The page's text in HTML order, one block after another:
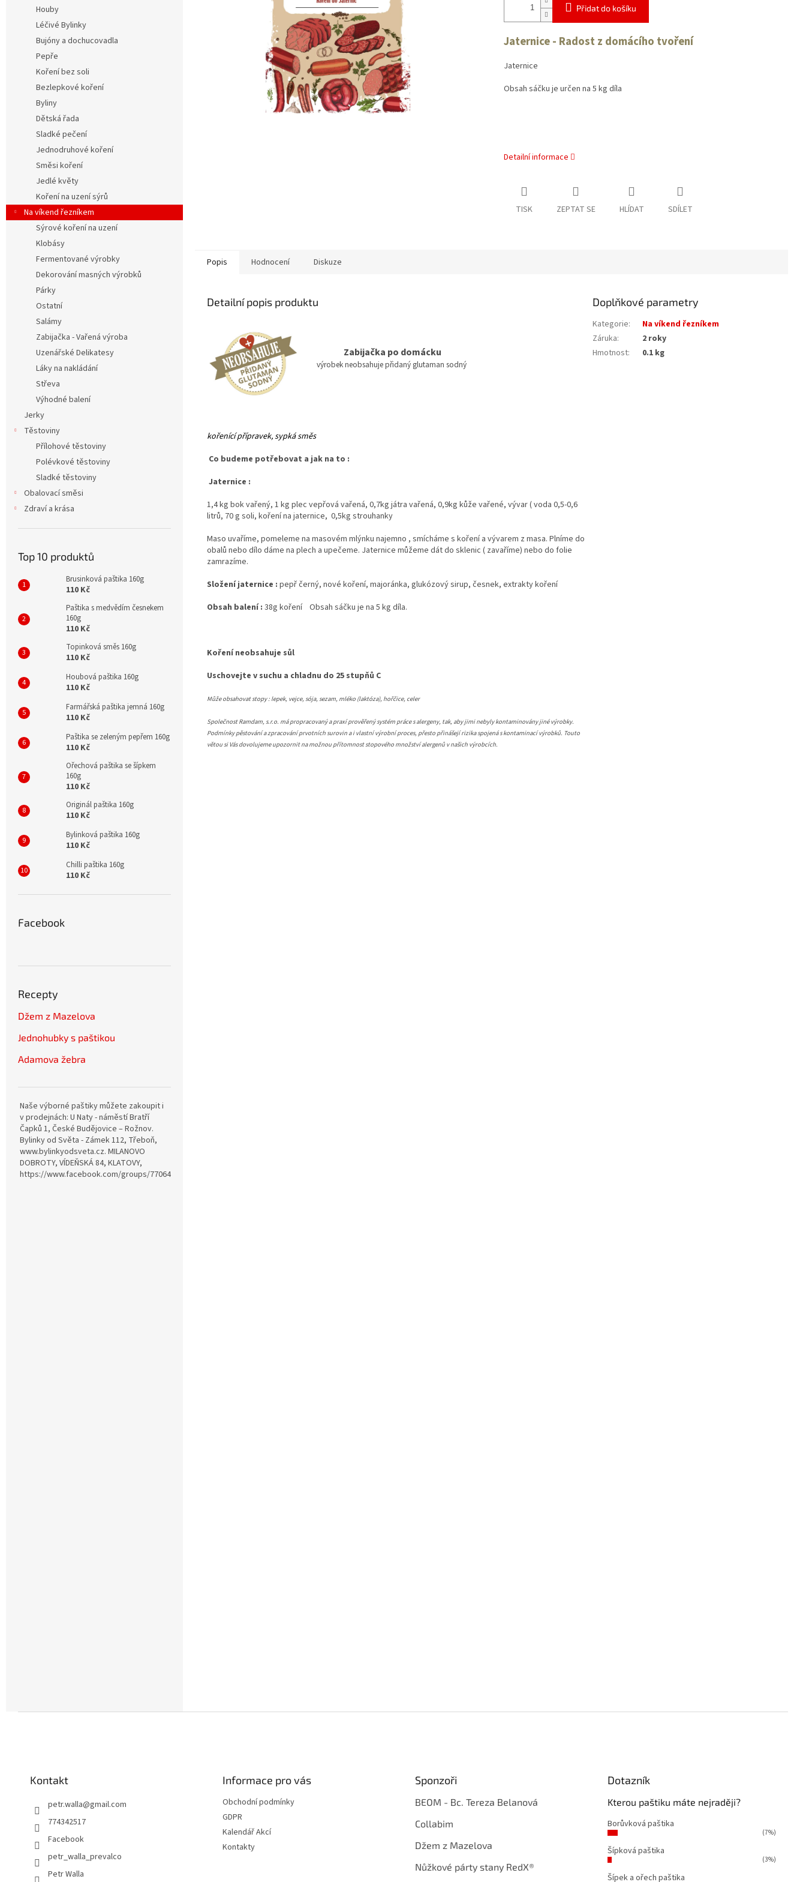
Houby
Léčivé Bylinky
Bujóny a dochucovadla
Pepře
Koření bez soli
Bezlepkové koření
Byliny
Dětská řada
Sladké pečení
Jednodruhové koření
Směsi koření
Jedlé květy
Koření na uzení sýrů
Na víkend řezníkem
Sýrové koření na uzení
Klobásy
Fermentované výrobky
Dekorování masných výrobků
Párky
Ostatní
Salámy
Zabijačka - Vařená výroba
Uzenářské Delikatesy
Láky na nakládání
Střeva
Výhodné balení
Jerky
Těstoviny
Přílohové těstoviny
Polévkové těstoviny
Sladké těstoviny
Obalovací směsi
Zdraví a krása
Top 10 produktů
Brusinková paštika 160g
110 Kč
Paštika s medvědím česnekem
160g
110 Kč
Topinková směs 160g
110 Kč
Houbová paštika 160g
110 Kč
Farmářská paštika jemná 160g
110 Kč
Paštika se zeleným pepřem 160g
110 Kč
Ořechová paštika se šípkem
160g
110 Kč
Originál paštika 160g
110 Kč
Bylinková paštika 160g
110 Kč
Chilli paštika 160g
110 Kč
Facebook
Recepty
Džem z Mazelova
Jednohubky s paštikou
Adamova žebra
Naše výborné paštiky můžete zakoupit i
v prodejnách: U Naty - náměstí Bratří
Čapků 1, České Budějovice – Rožnov.
Bylinky od Světa - Zámek 112, Třeboň,
www.bylinkyodsveta.cz. MILANOVO
DOBROTY, VÍDEŇSKÁ 84, KLATOVY,
https://www.facebook.com/groups/770642815057689
Přidat do košíku
Jaternice - Radost z domácího tvoření
Jaternice
Obsah sáčku je určen na 5 kg díla
Detailní informace
TISK ZEPTAT SE HLÍDAT SDÍLET
Popis Hodnocení Diskuze
Detailní popis produktu
Zabijačka po domácku
výrobek neobsahuje přidaný glutaman sodný
kořenící přípravek, sypká směs
Co budeme potřebovat a jak na to :
Jaternice :
1,4 kg bok vařený, 1 kg plec vepřová vařená, 0,7kg játra vařená, 0,9kg kůže vařené, vývar ( voda 0,5-0,6
litrů, 70 g soli, koření na jaternice, 0,5kg strouhanky
Maso uvaříme, pomeleme na masovém mlýnku najemno , smícháme s koření a vývarem z masa. Plníme do
obalů nebo dílo dáme na plech a upečeme. Jaternice můžeme dát do sklenic ( zavaříme) nebo do folie
zamrazíme.
Složení jaternice : pepř černý, nové koření, majoránka, glukózový sirup, česnek, extrakty koření
Obsah balení : 38g koření Obsah sáčku je na 5 kg díla.
Koření neobsahuje sůl
Uschovejte v suchu a chladnu do 25 stupňů C
Může obsahovat stopy : lepek, vejce, sója, sezam, mléko (laktóza), hořčice, celer
Společnost Ramdam, s.r.o. má propracovaný a praxí prověřený systém práce s alergeny, tak, aby jimi nebyly kontaminovány jiné výrobky.
Podmínky pěstování a zpracování prvotních surovin a i vlastní výrobní proces, přesto přinášejí rizika spojená s kontaminací výrobků. Touto
větou si Vás dovolujeme upozornit na možnou přítomnost stopového množství alergenů v našich výrobcích.
Doplňkové parametry
Kategorie:
Na víkend řezníkem
Záruka:
2 roky
Hmotnost: 0.1 kg
Kontakt
petr.walla@gmail.com
774342517
Facebook
petr_walla_prevalco
Petr Walla
Informace pro vás
Obchodní podmínky
GDPR
Kalendář Akcí
Kontakty
Sponzoři
BEOM - Bc. Tereza Belanová
Collabim
Džem z Mazelova
Nůžkové párty stany RedX®
Dotazník
Kterou paštiku máte nejraději?
Borůvková paštika
(7%)
Šípková paštika
(3%)
Šípek a ořech paštika